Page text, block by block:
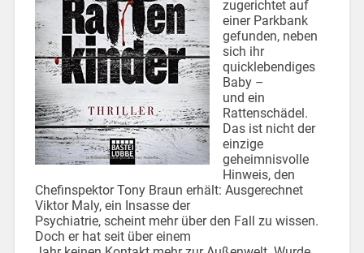
zugerichtet auf
einer Parkbank
gefunden, neben
sich ihr
quicklebendiges
Baby –
und ein
Rattenschädel.
Das ist nicht der
einzige
geheimnisvolle
Hinweis, den
Chefinspektor Tony Braun erhält: Ausgerechnet
Viktor Maly, ein Insasse der
Psychiatrie, scheint mehr über den Fall zu wissen.
Doch er hat seit über einem